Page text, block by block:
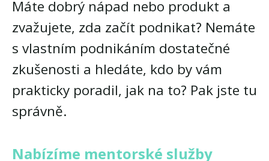
Máte dobrý nápad nebo produkt a
zvažujete, zda začít podnikat? Nemáte
s vlastním podnikáním dostatečné
zkušenosti a hledáte, kdo by vám
prakticky poradil, jak na to? Pak jste tu
správně.
Nabízíme mentorské služby